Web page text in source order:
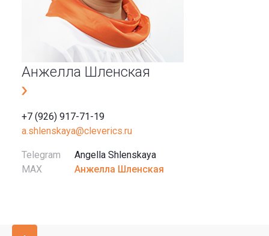
Анжелла Шленская
+7 (926) 917-71-19
a.shlenskaya@cleverics.ru
Telegram
Angella Shlenskaya
MAX
Анжелла Шленская